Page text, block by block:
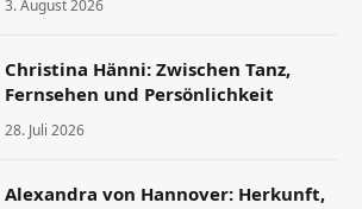
3. August 2026
Christina Hänni: Zwischen Tanz,
Fernsehen und Persönlichkeit
28. Juli 2026
Alexandra von Hannover: Herkunft,